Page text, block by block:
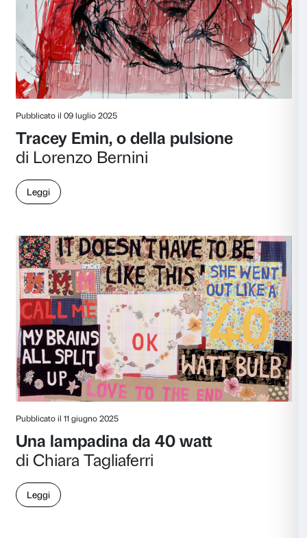
Pubblicato il 12 novembre 2025
L’umano dietro l’icona
Una conversazione con
Leggi